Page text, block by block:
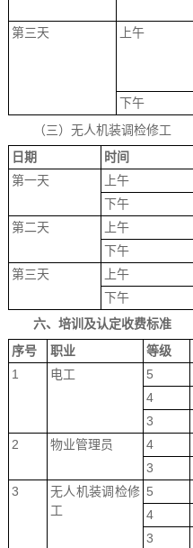
第三天
上午
下午
（三）无人机装调检修工
日期
时间
第一天
上午
下午
第二天
上午
下午
第三天
上午
下午
六、 培训及认定收费标准
序号
职业 等级
1
电工 5
4
3
2
物业管理员 4
3
3
无人机装调检修
工
5
4
3